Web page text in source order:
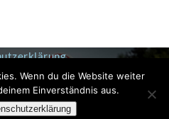
GÄUBODEN E.V.
Wenn du die Website weiter
Einverständnis aus.